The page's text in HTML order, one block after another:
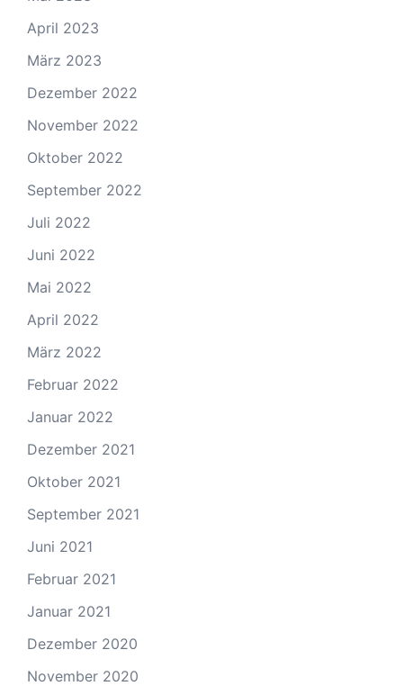
April 2023
März 2023
Dezember 2022
November 2022
Oktober 2022
September 2022
Juli 2022
Juni 2022
Mai 2022
April 2022
März 2022
Februar 2022
Januar 2022
Dezember 2021
Oktober 2021
September 2021
Juni 2021
Februar 2021
Januar 2021
Dezember 2020
November 2020